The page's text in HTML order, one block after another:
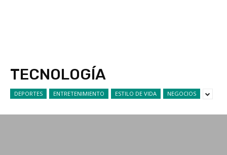
TECNOLOGÍA
DEPORTES ENTRETENIMIENTO ESTILO DE VIDA NEGOCIOS